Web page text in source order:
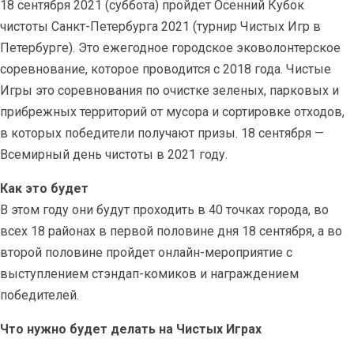
18 сентября 2021 (суббота) пройдет Осенний Кубок
чистоты Санкт-Петербурга 2021 (турнир Чистых Игр в
Петербурге). Это ежегодное городское эковолонтерское
соревнование, которое проводится с 2018 года. Чистые
Игры это соревнования по очистке зеленых, парковых и
прибрежных территорий от мусора и сортировке отходов,
в которых победители получают призы. 18 сентября —
Всемирный день чистоты в 2021 году.
Как это будет
В этом году они будут проходить в 40 точках города, во
всех 18 районах в первой половине дня 18 сентября, а во
второй половине пройдет онлайн-мероприятие с
выступлением стэндап-комиков и награждением
победителей.
Что нужно будет делать на Чистых Играх